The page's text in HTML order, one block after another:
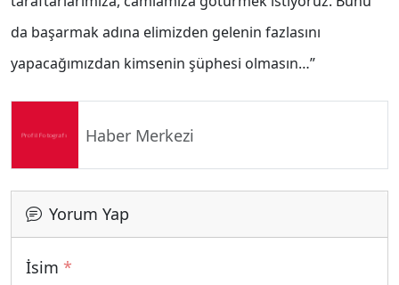
da başarmak adına elimizden gelenin fazlasını
yapacağımızdan kimsenin şüphesi olmasın…”
Haber Merkezi
Yorum Yap
İsim *